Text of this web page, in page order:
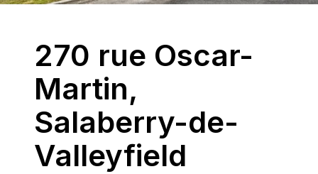
270 rue Oscar-
Martin,
Salaberry-de-
Valleyfield